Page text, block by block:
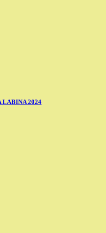
LABINA 2024